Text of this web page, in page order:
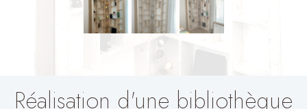
Réalisation d'une bibliothèque